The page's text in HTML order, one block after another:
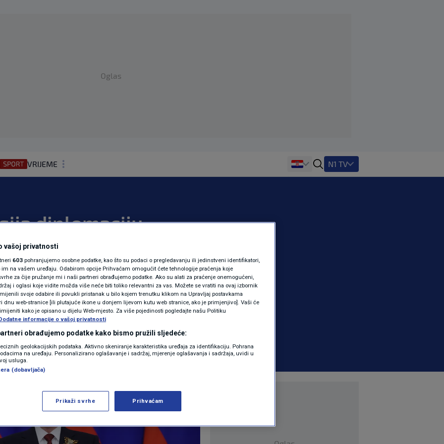
Oglas
VRIJEME
MAGAZIN
KOLUMNE
N1(DIS)INFO
KLIMATSKE PROMJENE
FOTO
VIDEO
N1 TV
diplomaciju
ratu u Ukrajini?
SVIJET | 0 komentara
Više
vašoj privatnosti
603 pohranjujemo osobne podatke, kao što su podaci o pregledavanju ili jedinstveni identifikatori,
na vašem uređaju. Odabirom opcije Prihvaćam omogućit ćete tehnologije praćenja koje
za čije pružanje mi i naši partneri obrađujemo podatke. Ako su alati za praćenje onemogućeni,
i oglasi koje vidite možda više neće biti toliko relevantni za vas. Možete se vratiti na ovaj izbornik
svoje odabire ili povukli pristanak u bilo kojem trenutku klikom na Upravljaj postavkama
dnu web-stranice [ili plutajuće ikone u donjem lijevom kutu web stranice, ako je primjenjivo]. Vaši će
kako je opisano u dijelu Web-mjesto. Za više pojedinosti pogledajte našu Politiku
informacije o vašoj privatnosti
obrađujemo podatke kako bismo pružili sljedeće:
geolokacijskih podataka. Aktivno skeniranje karakteristika uređaja za identifikaciju. Pohrana
na uređaju. Personalizirano oglašavanje i sadržaj, mjerenje oglašavanja i sadržaja, uvidi u
usluga.
(dobavljača)
Prikaži svrhe Prihvaćam